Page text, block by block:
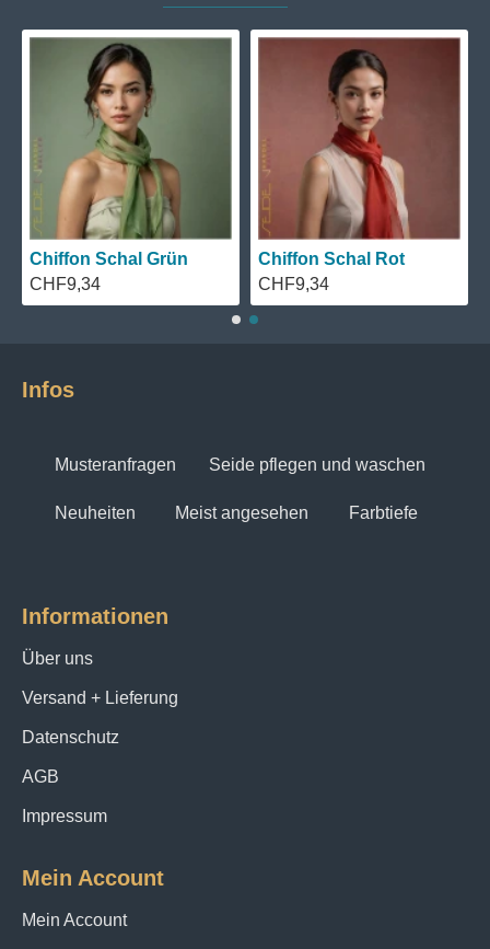
richtige Wahl. Ponge-Seidenschals sind auch in
einer Vielzahl von Farben und Mustern erhältlich, so
dass Sie sicher einen finden, der zu Ihrem
persönlichen Stil passt. Ob Sie ein Fan von
klassischen Farben wie Schwarz und Weiß sind oder
mutigere Farben wie Rot und Blau bevorzugen, es
gibt einen Ponge-Seidenschal für Sie. Darüber
hinaus können Ponge-Seidenschals auch als
modisches Statement dienen. Mit einem Ponge-
Ausdruck bringen und gleichzeitig ein Gefühl von
Luxus und Eleganz vermitteln.
Ergotherapie besonders gerne angeboten.
Chiffon Schal Grün
CHF9,34
Chiffon Schal Rot
CHF9,34
Infos
Musteranfragen Seide pflegen und waschen
Neuheiten Meist angesehen Farbtiefe
Informationen
Über uns
Versand + Lieferung
Datenschutz
AGB
Impressum
Mein Account
Mein Account